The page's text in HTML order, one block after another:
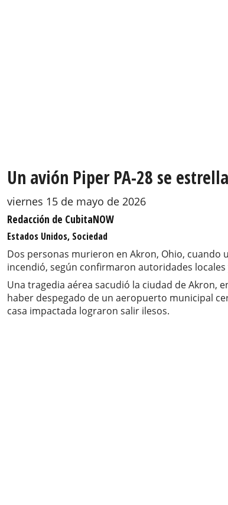
Un avión Piper PA-28 se
viernes 15 de mayo de 2026
Redacción de CubitaNOW
Estados Unidos, Sociedad
Dos personas murieron en Akron, Ohio, cuando
incendió, según confirmaron autoridades locales
Una tragedia aérea sacudió la ciudad de Akron,
haber despegado de un aeropuerto municipal
casa impactada lograron salir ilesos.